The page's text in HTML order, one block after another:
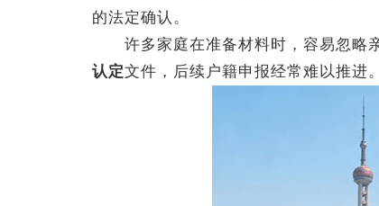
的法定确认。
许多家庭在准备材料时，容易忽略亲
认定文件，后续户籍申报经常难以推进